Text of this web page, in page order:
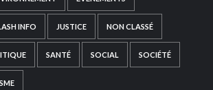
INFO JUSTICE NON CLASSÉ
SANTÉ SOCIAL SOCIÉTÉ